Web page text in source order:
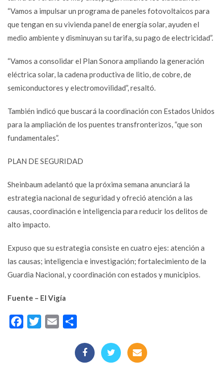
“Vamos a impulsar un programa de paneles fotovoltaicos para
que tengan en su vivienda panel de energía solar, ayuden el
medio ambiente y disminuyan su tarifa, su pago de electricidad”.
“Vamos a consolidar el Plan Sonora ampliando la generación
eléctrica solar, la cadena productiva de litio, de cobre, de
semiconductores y electromovilidad”, resaltó.
También indicó que buscará la coordinación con Estados Unidos
para la ampliación de los puentes transfronterizos, “que son
fundamentales”.
PLAN DE SEGURIDAD
Sheinbaum adelantó que la próxima semana anunciará la
estrategia nacional de seguridad y ofreció atención a las
causas, coordinación e inteligencia para reducir los delitos de
alto impacto.
Expuso que su estrategia consiste en cuatro ejes: atención a
las causas; inteligencia e investigación; fortalecimiento de la
Guardia Nacional, y coordinación con estados y municipios.
Fuente – El Vigía
FacebookTwitterEmail